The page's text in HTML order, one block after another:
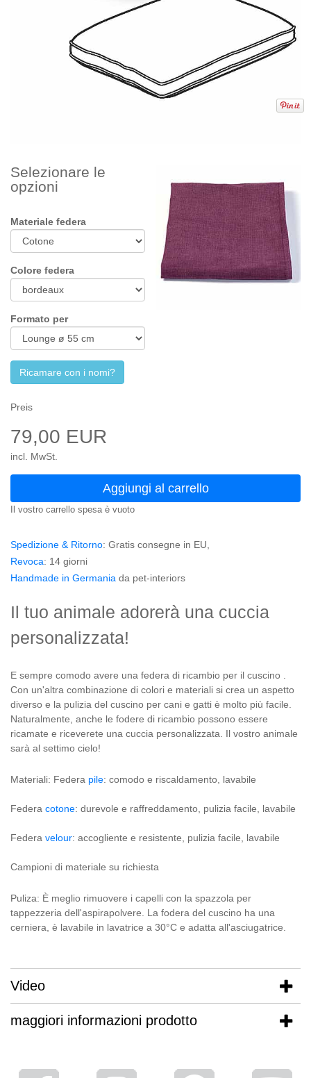
Selezionare le
opzioni
Materiale federa
Colore federa
Formato per
Ricamare con i nomi?
Preis
79,00 EUR
incl. MwSt.
Aggiungi al carrello
Il vostro carrello spesa è vuoto
Spedizione & Ritorno: Gratis consegne in EU,
Revoca: 14 giorni
Handmade in Germania da pet-interiors
Il tuo animale adorerà una cuccia
personalizzata!
E sempre comodo avere una federa di ricambio per il cuscino .
Con un'altra combinazione di colori e materiali si crea un aspetto
diverso e la pulizia del cuscino per cani e gatti è molto più facile.
Naturalmente, anche le fodere di ricambio possono essere
ricamate e riceverete una cuccia personalizzata. Il vostro animale
sarà al settimo cielo!
Materiali: Federa pile: comodo e riscaldamento, lavabile
Federa cotone: durevole e raffreddamento, pulizia facile, lavabile
Federa velour: accogliente e resistente, pulizia facile, lavabile
Campioni di materiale su richiesta
Puliza: È meglio rimuovere i capelli con la spazzola per
tappezzeria dell'aspirapolvere. La fodera del cuscino ha una
cerniera, è lavabile in lavatrice a 30°C e adatta all'asciugatrice.
Video
maggiori informazioni prodotto